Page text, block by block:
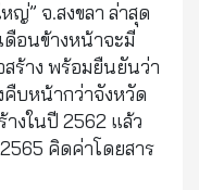
ญ่” จ.สงขลา ล่าสุด
ดือนข้างหน้าจะมี
ร้าง พร้อมยืนยันว่า
บหน้ากว่าจังหวัด
งในปี 2562 แล้ว
คิดค่าโดยสาร